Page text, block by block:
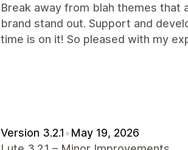
Break away from blah themes that
brand stand out. Support and
time is on it! So pleased with my
Version 3.2.1•May 19, 2026